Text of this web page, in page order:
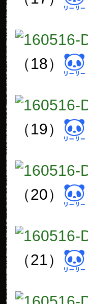
（18）
（19）
（20）
（21）